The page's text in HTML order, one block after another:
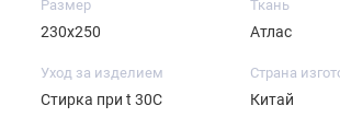
Размер
230х250
Ткань
Атлас
Уход за изделием
Стирка при t 30С
Страна
Китай